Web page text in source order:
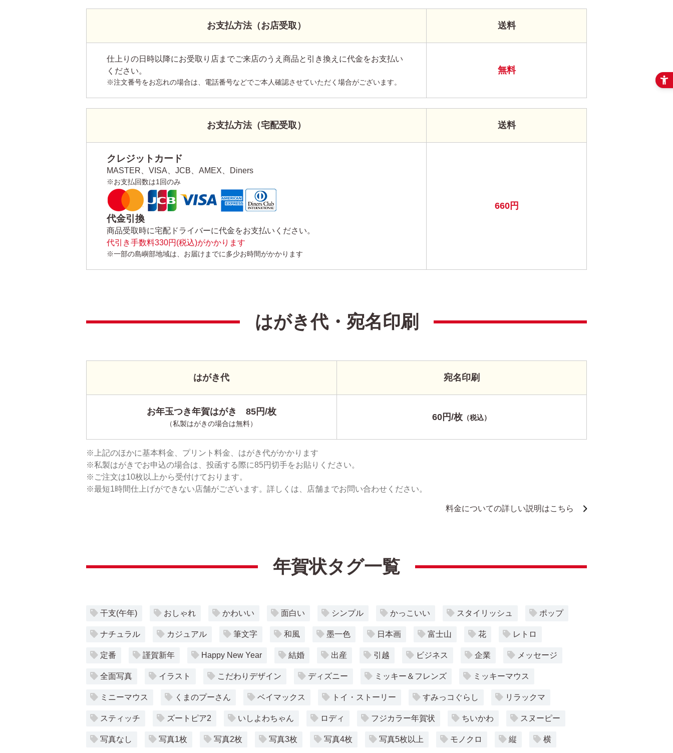
お支払方法（お店受取）
仕上りの日時以降にお受取り店までご来店のうえ商品と引き換えに代金をお支払い
ください。
※注文番号をお忘れの場合は、電話番号などでご本人確認させていただく場合がございます。
送料
無料
お支払方法（宅配受取）
クレジットカード
MASTER、VISA、JCB、AMEX、Diners
※お支払回数は1回のみ
代金引換
商品受取時に宅配ドライバーに代金をお支払いください。
代引き手数料330円(税込)がかかります
※一部の島嶼部地域は、お届けまでに多少お時間がかかります
送料
660円
はがき代・宛名印刷
はがき代
お年玉つき年賀はがき 85円/枚
（私製はがきの場合は無料）
宛名印刷
60円/枚 （税込）
上記のほかに基本料金、プリント料金、はがき代がかかります
私製はがきでお申込の場合は、投函する際に85円切手をお貼りください。
ご注文は10枚以上から受付けております。
最短1時間仕上げができない店舗がございます。詳しくは、店舗までお問い合わせください。
料金についての詳しい説明はこちら
年賀状タグ一覧
干支(午年) おしゃれ かわいい 面白い シンプル かっこいい スタイリッシュ ポップ
ナチュラル カジュアル 筆文字 和風 墨一色 日本画 富士山 花 レトロ
定番 謹賀新年 Happy New Year 結婚 出産 引越 ビジネス 企業 メッセージ
全面写真 イラスト こだわりデザイン ディズニー ミッキー＆フレンズ ミッキーマウス
ミニーマウス くまのプーさん ベイマックス トイ・ストーリー すみっコぐらし リラックマ
スティッチ ズートピア2 いしよわちゃん ロディ フジカラー年賀状 ちいかわ スヌーピー
写真なし 写真1枚 写真2枚 写真3枚 写真4枚 写真5枚以上 モノクロ 縦 横